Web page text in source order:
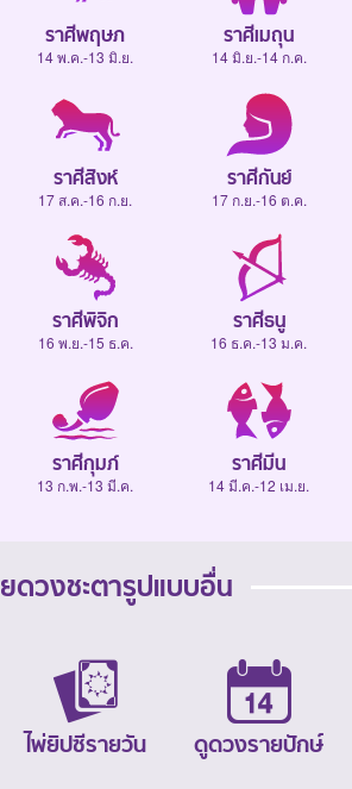
ราศีพฤษภ
14 พ.ค.-13 มิ.ย.
ราศีเมถุน
14 มิ.ย.-14 ก.ค.
ราศีสิงห์
17 ส.ค.-16 ก.ย.
ราศีกันย์
17 ก.ย.-16 ต.ค.
ราศีพิจิก
16 พ.ย.-15 ธ.ค.
ราศีธนู
16 ธ.ค.-13 ม.ค.
ราศีกุมภ์
13 ก.พ.-13 มี.ค.
ราศีมีน
14 มี.ค.-12 เม.ย.
ดวงชะตารูปแบบอื่น
ไพ่ยิปซีรายวัน ดูดวงรายปักษ์